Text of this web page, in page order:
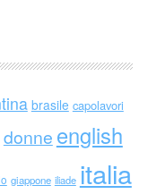
brasile capolavori
donne english
giappone iliade italia